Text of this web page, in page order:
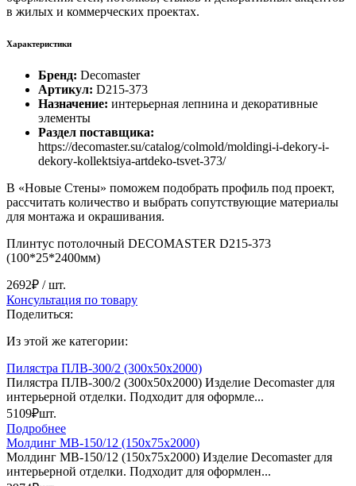
в жилых и коммерческих проектах.
Характеристики
Бренд: Decomaster
Артикул: D215-373
Назначение: интерьерная лепнина и декоративные
элементы
Раздел поставщика:
https://decomaster.su/catalog/colmold/moldingi-i-dekory-i-
dekory-kollektsiya-artdeko-tsvet-373/
В «Новые Стены» поможем подобрать профиль под проект,
рассчитать количество и выбрать сопутствующие материалы
для монтажа и окрашивания.
Плинтус потолочный DECOMASTER D215-373
(100*25*2400мм)
2692₽ / шт.
Консультация по товару
Поделиться:
Из этой же категории:
Пилястра ПЛВ-300/2 (300х50х2000)
Пилястра ПЛВ-300/2 (300х50х2000) Изделие Decomaster для
интерьерной отделки. Подходит для оформле...
5109₽шт.
Подробнее
Молдинг МВ-150/12 (150х75х2000)
Молдинг МВ-150/12 (150х75х2000) Изделие Decomaster для
интерьерной отделки. Подходит для оформлен...